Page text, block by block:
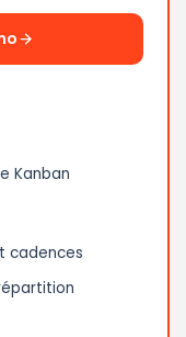
Kanban
cadences